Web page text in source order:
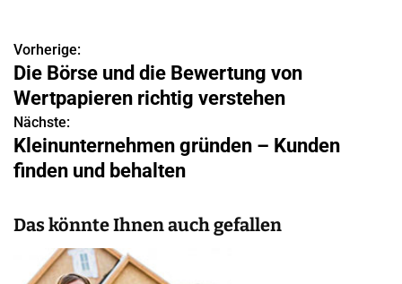
B
e
i
t
a
Vorherige:
Die Börse und die Bewertung von
Wertpapieren richtig verstehen
Nächste:
Kleinunternehmen gründen – Kunden
finden und behalten
Das könnte Ihnen auch gefallen